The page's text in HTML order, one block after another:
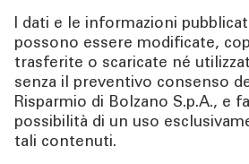
I dati e le informazioni
possono essere modificate,
trasferite o scaricate né
senza il preventivo consenso
Risparmio di Bolzano S.p.A., e
possibilità di un uso
tali contenuti.